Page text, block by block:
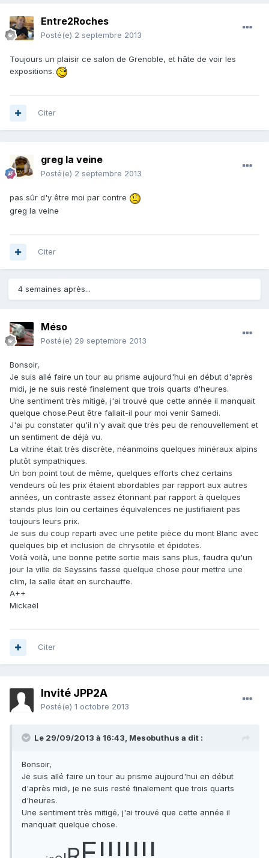
Entre2Roches
Posté(e) 2 septembre 2013
Toujours un plaisir ce salon de Grenoble, et hâte de voir les
expositions.
Citer
greg la veine
Posté(e) 2 septembre 2013
pas sûr d'y être moi par contre
greg la veine
Citer
4 semaines après...
Méso
Posté(e) 29 septembre 2013
Bonsoir,
Je suis allé faire un tour au prisme aujourd'hui en début d'après
midi, je ne suis resté finalement que trois quarts d'heures.
Une sentiment très mitigé, j'ai trouvé que cette année il manquait
quelque chose.Peut être fallait-il pour moi venir Samedi.
J'ai pu constater qu'il n'y avait que très peu de renouvellement et
un sentiment de déjà vu.
La vitrine était très discrète, néanmoins quelques minéraux alpins
plutôt sympathiques.
Un bon point tout de même, quelques efforts chez certains
vendeurs où les prix étaient abordables par rapport aux autres
années, un contraste assez étonnant par rapport à quelques
stands plus loin ou certaines équivalences ne justifiaient pas
toujours leurs prix.
Je suis du coup reparti avec une petite pièce du mont Blanc avec
quelques bip et inclusion de chrysotile et épidotes.
Voilà voilà, une bonne petite sortie mais sans plus, faudra qu'un
jour la ville de Seyssins fasse quelque chose pour mettre une
clim, la salle était en surchauffe.
A++
Mickaël
Citer
Invité JPP2A
Posté(e) 1 octobre 2013
Le 29/09/2013 à 16:43, Mesobuthus a dit :
Bonsoir,
Je suis allé faire un tour au prisme aujourd'hui en début
d'après midi, je ne suis resté finalement que trois quarts
d'heures.
Une sentiment très mitigé, j'ai trouvé que cette année il
manquait quelque chose.